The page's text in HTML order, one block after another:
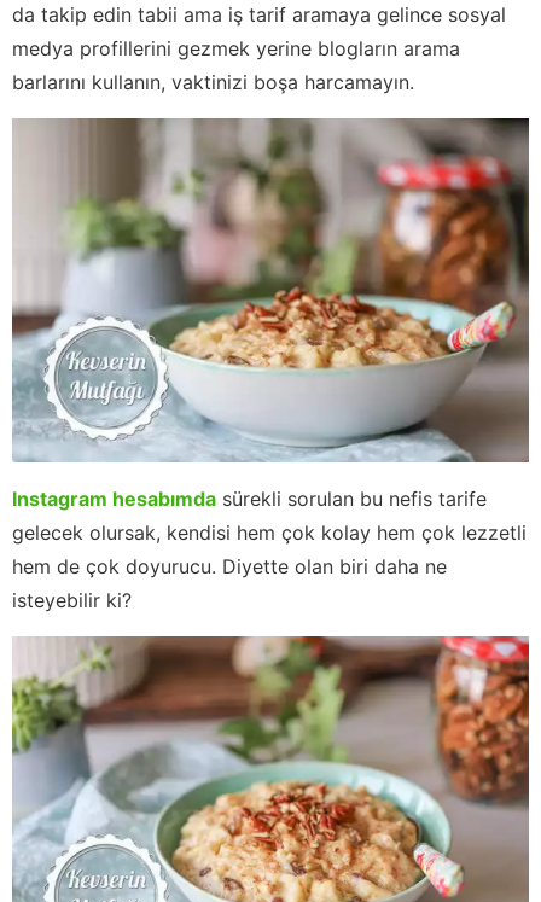
da takip edin tabii ama iş tarif aramaya gelince sosyal
medya profillerini gezmek yerine blogların arama
barlarını kullanın, vaktinizi boşa harcamayın.
Instagram hesabımda sürekli sorulan bu nefis tarife
gelecek olursak, kendisi hem çok kolay hem çok lezzetli
hem de çok doyurucu. Diyette olan biri daha ne
isteyebilir ki?